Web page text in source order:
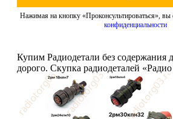
Нажимая на кнопку «Проконсультироваться», вы
конфиденциальности
Купим Радиодетали без содержания
дорого. Скупка радиодеталей